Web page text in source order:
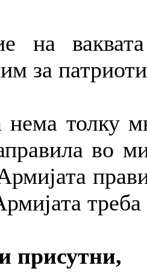
на
за
нема толку
во
присутни,